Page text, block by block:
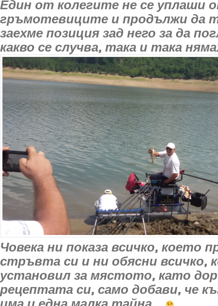
Един от колегите не се уплаши
гръмотевиците и продължи да
заехме позиция зад него за да
какво се случва, така и така
Човека ни показа всичко, което
стръвта си и ни обясни всичко,
установил за мястото, като
рецептата си, само добави, че